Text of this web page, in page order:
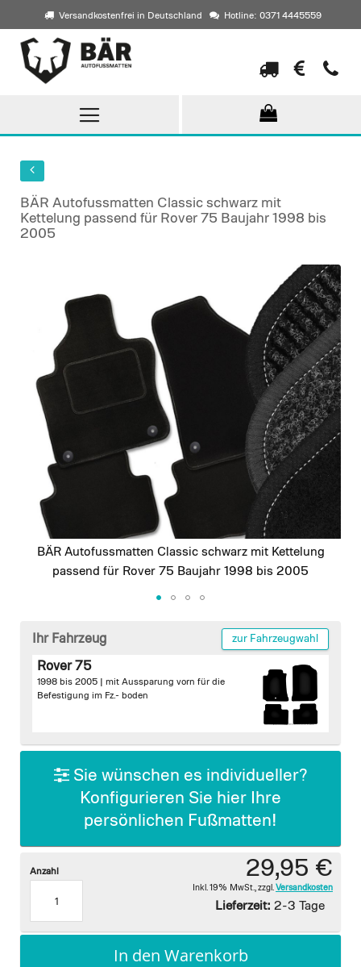
Versandkostenfrei in Deutschland Hotline: 0371 4445559
Direkt
zum
Inhalt
BÄR Autofussmatten Classic schwarz mit
Kettelung passend für Rover 75 Baujahr 1998 bis
2005
images
gallery
BÄR Autofussmatten Classic schwarz mit Kettelung
passend für Rover 75 Baujahr 1998 bis 2005
beginning
gallery
Ihr Fahrzeug zur Fahrzeugwahl
Rover 75
1998 bis 2005 | mit Aussparung vorn für die
Befestigung im Fz.- boden
Sie wünschen es individueller?
Konfigurieren Sie hier Ihre
persönlichen Fußmatten!
29,95 €
Inkl. 19% MwSt. zzgl. Versandkosten
Lieferzeit: 2-3 Tage
Anzahl
In den Warenkorb